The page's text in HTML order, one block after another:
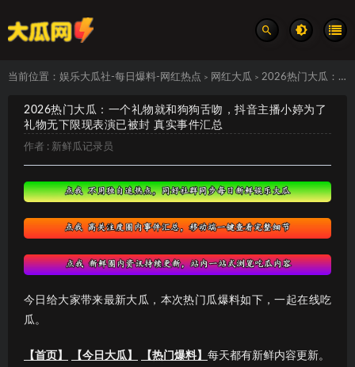
当前位置： 娱乐大瓜社-每日爆料-网红热点 > 网红大瓜 > 2026热门大瓜：一个礼物就和狗狗舌吻，抖音主播小婷为了礼物无下限现表演已被封 真实事件汇总
2026热门大瓜：一个礼物就和狗狗舌吻，抖音主播小婷为了
礼物无下限现表演已被封 真实事件汇总
作者 : 新鲜瓜记录员
今日给大家带来最新大瓜，本次热门瓜爆料如下，一起在线吃
瓜。
【首页】 【今日大瓜】 【热门爆料】 每天都有新鲜内容更新。